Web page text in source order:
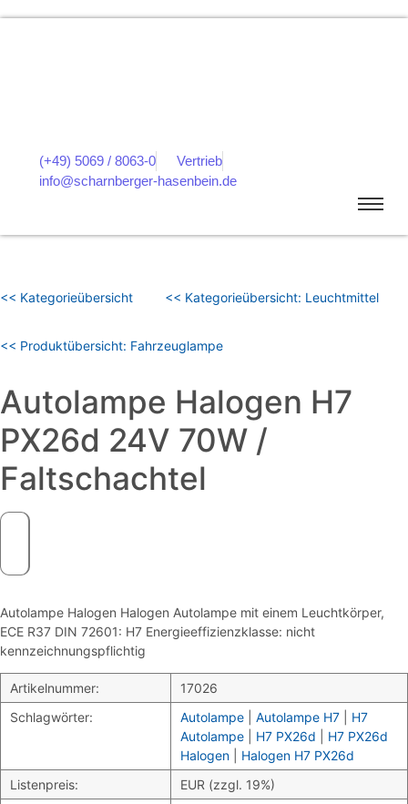
(+49) 5069 / 8063-0
Vertrieb
info@scharnberger-hasenbein.de
<< Kategorieübersicht << Kategorieübersicht: Leuchtmittel
<< Produktübersicht: Fahrzeuglampe
Autolampe Halogen H7
PX26d 24V 70W /
Faltschachtel
Autolampe Halogen Halogen Autolampe mit einem Leuchtkörper,
ECE R37 DIN 72601: H7 Energieeffizienzklasse: nicht
kennzeichnungspflichtig
Artikelnummer:
17026
Schlagwörter:
Autolampe Autolampe H7
H7
Autolampe
H7 PX26d
H7 PX26d
Halogen
Halogen H7 PX26d
Listenpreis:
EUR (zzgl. 19%)